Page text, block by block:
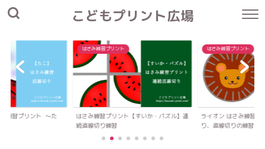
こどもプリント広場
練習プリント 〜た
はさみ練習プリント
はさみ練習プリント【すいか・パズル】連
続直線切り練習
はさみ練習プリント
ライオン はさみ練習プ
り、直線切りの練習